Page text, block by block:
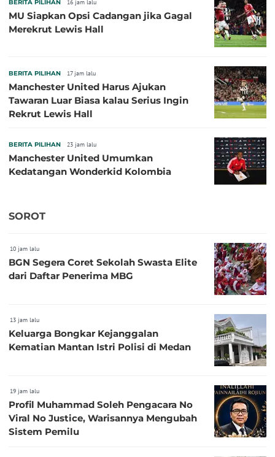
BERITA PILIHAN 16 jam lalu
MU Siapkan Opsi Cadangan jika Gagal
Merekrut Lewis Hall
BERITA PILIHAN 17 jam lalu
Manchester United Harus Ajukan
Tawaran Luar Biasa kalau Serius Ingin
Rekrut Lewis Hall
BERITA PILIHAN 23 jam lalu
Manchester United Umumkan
Kedatangan Wonderkid Kolombia
SOROT
10 jam lalu
BGN Segera Coret Sekolah Swasta Elite
dari Daftar Penerima MBG
13 jam lalu
Keluarga Bongkar Kejanggalan
Kematian Mantan Istri Polisi di Medan
19 jam lalu
Profil Muhammad Soleh Pengacara No
Viral No Justice, Warisannya Mengubah
Sistem Pemilu